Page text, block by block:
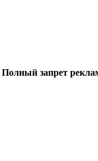
Полный запрет